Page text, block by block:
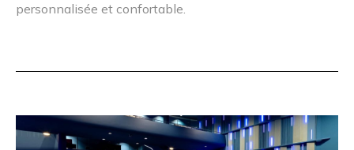
personnalisée et confortable.